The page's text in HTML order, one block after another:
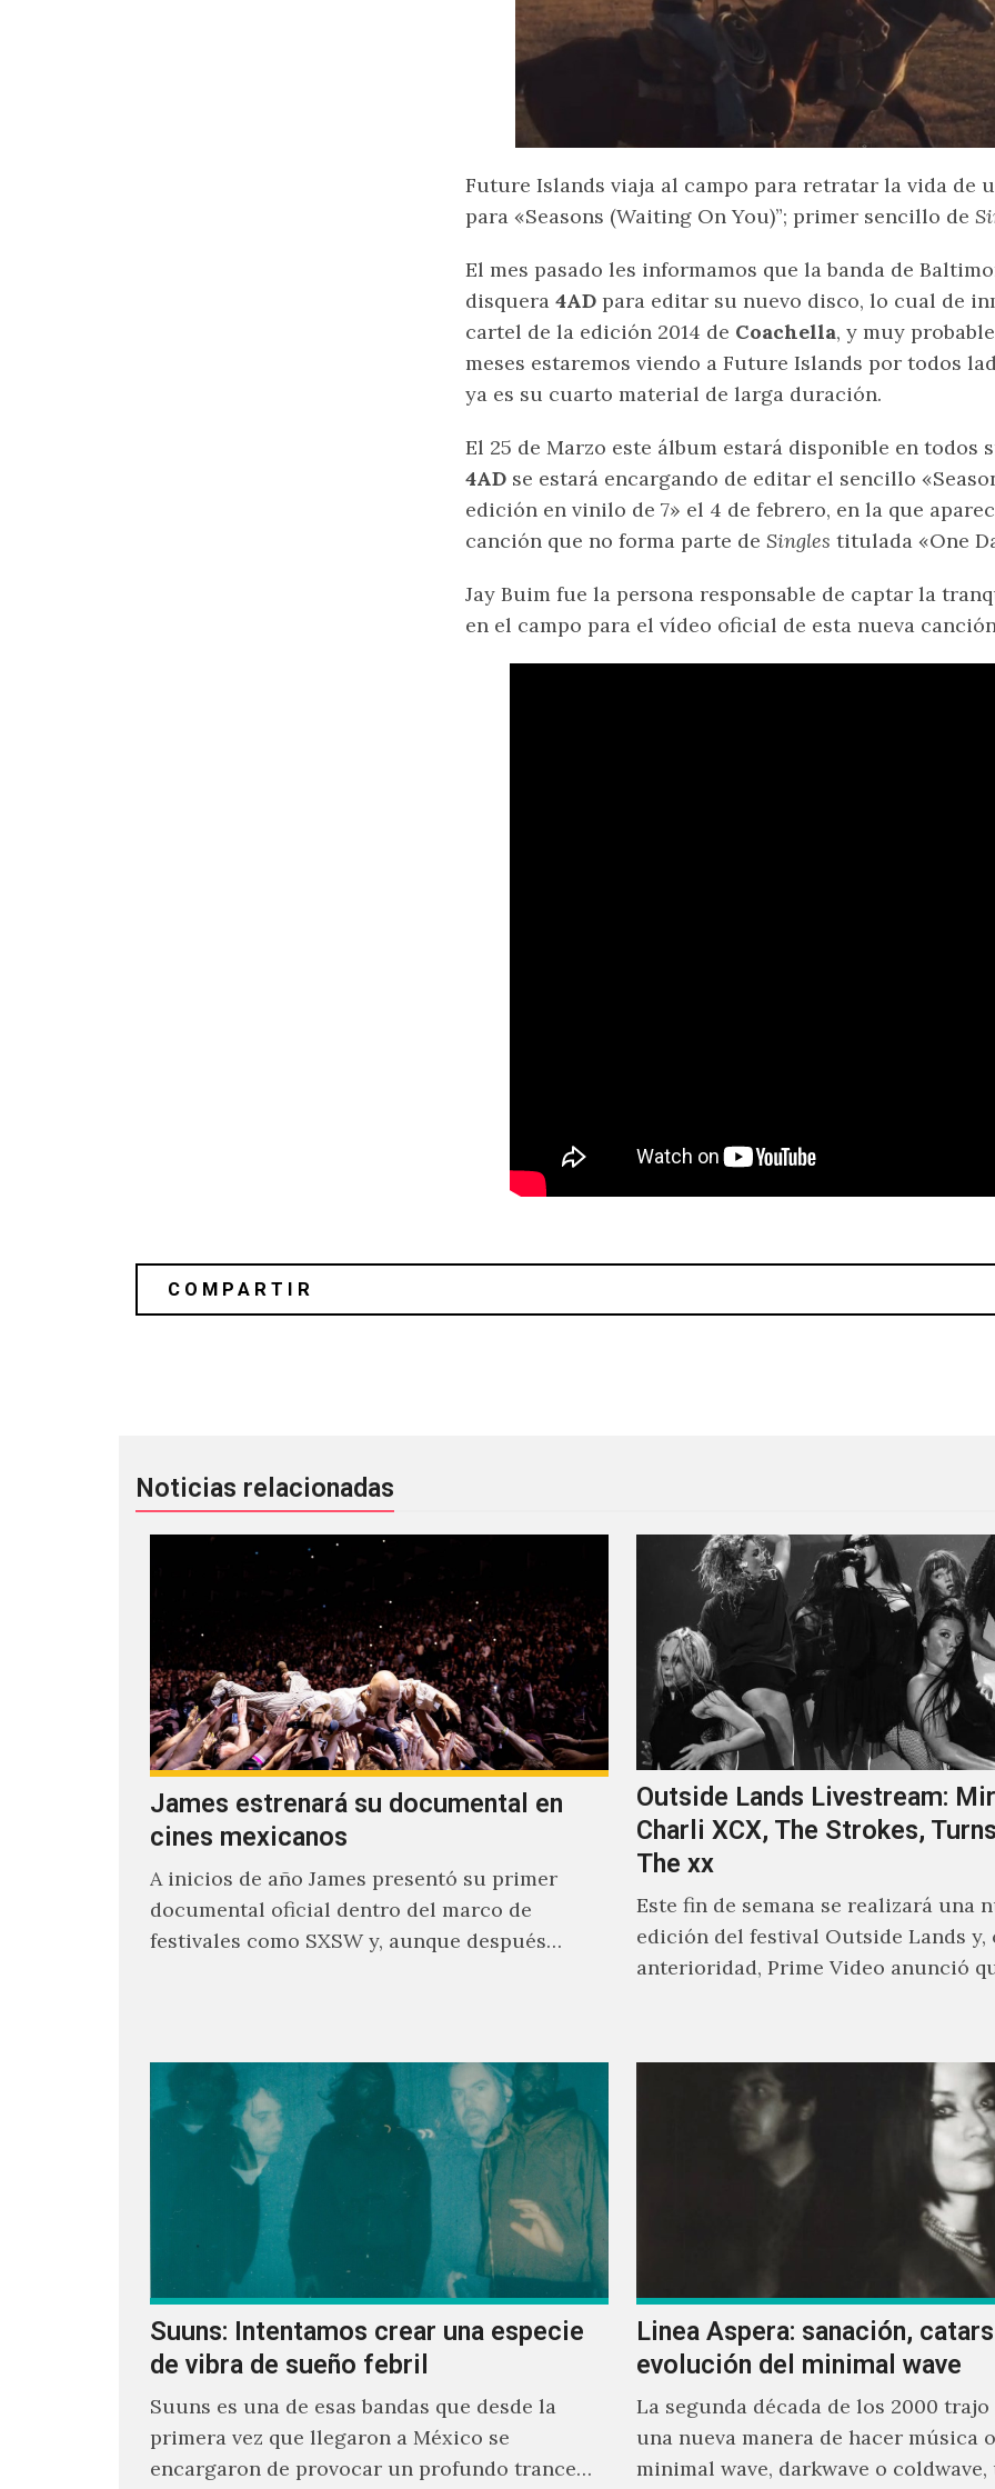
Future Islands viaja al campo para retratar la vida de
para «Seasons (Waiting On You)”; primer sencillo de
El mes pasado les informamos que la banda de
disquera 4AD para editar su nuevo disco, lo cual de
cartel de la edición 2014 de Coachella, y muy
meses estaremos viendo a Future Islands por todos
ya es su cuarto material de larga duración.
El 25 de Marzo este álbum estará disponible en todos
4AD se estará encargando de editar el sencillo
edición en vinilo de 7» el 4 de febrero, en la que
canción que no forma parte de Singles titulada «One
Jay Buim fue la persona responsable de captar la
en el campo para el vídeo oficial de esta nueva
Noticias relacionadas
James estrenará su documental en
cines mexicanos
A inicios de año James presentó su primer
documental oficial dentro del marco de
festivales como SXSW y, aunque después
Outside Lands Livestream:
Charli XCX, The Strokes,
The xx
Este fin de semana se realizará una
edición del festival Outside Lands y,
anterioridad, Prime Video anunció
Suuns: Intentamos crear una especie
de vibra de sueño febril
Suuns es una de esas bandas que desde la
primera vez que llegaron a México se
encargaron de provocar un profundo trance
Linea Aspera: sanación,
evolución del minimal wave
La segunda década de los 2000
una nueva manera de hacer música
minimal wave, darkwave o coldwave,